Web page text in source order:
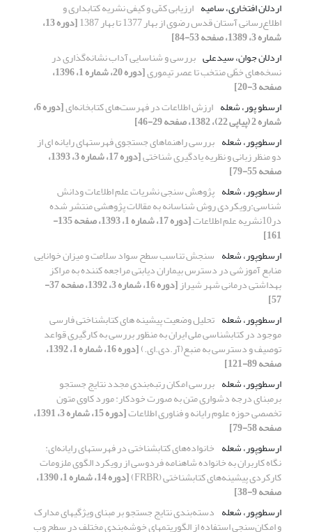
اردلان افتخاری، سامیه ارزیابی کمّی و کیفی نشریه کتابداری و
اطلاع‌رسانی آستان قدس رضوی از بهار 1377 تا بهار 1387 [دوره 13،
شماره 3، 1389، صفحه 53-84]
اردلان جوان، سیدعلی بررسی و شناسایی آداب نشانه‌گذاری در
نسخه‌های خطّی منتخب تا عصر تیموری [دوره 20، شماره 1، 1396،
صفحه 3-20]
ارسطو پور، شعله ارزش اطلاعات در فهرست‌های کتابخانه‌ای [دوره 6،
شماره 2 (پیاپی 22)، 1382، صفحه 29-46]
ارسطوپور، شعله بررسی راهنماهای جستجوی فهرستهای رایانه ای از
دو منظر زبانی و نظریه یادگیری شناختی [دوره 17، شماره 3، 1393،
صفحه 55-79]
ارسطوپور، شعله پژوهش سنجی نشریات علم اطلاعات ودانش
شناسی:رویکردی روش شناسانه به مقالات پژوهشی منتشر شده
در10نشریه علم اطلاعات [دوره 17، شماره 1، 1393، صفحه 135-
161]
ارسطوپور، شعله سنجش تناسب سطح سواد سلامت و میزان خوانایی
منابع آموزشی در دسترس بیماران دیابتی مراجعه کننده به مراکز
بهداشتی درمانی شهر شیراز [دوره 16، شماره 3، 1392، صفحه 37-
57]
ارسطوپور، شعله تحلیل وضعیت پیشینه های کتابشناختی فارسی
موجود در کتابشناسی ملی ایران به منظور بررسی به کارگیری قواعد
توصیف و دسترسی به منبع(آر.دی.ای.) [دوره 16، شماره 1، 1392،
صفحه 89-121]
ارسطوپور، شعله بررسی امکان رتبه‌بندی مجدد نتایج جستجو
برمبنای درجه دشواری متن به صورت خودکار: مورد کاوی متون
تخصصی حوزه علوم رایانه و فناوری اطلاعات [دوره 15، شماره 3، 1391،
صفحه 58-79]
ارسطوپور، شعله خانواده‌های کتابشناختی در فهرستهای رایانه‌ای:
نگاه کاربران به خانواده شاهنامه فردوسی از رویکرد الگوی ملزومات
کارکردی پیشینه‌های کتابشناختی (FRBR) [دوره 14، شماره 1، 1390،
صفحه 9-38]
ارسطوپور، شعله دسته‌بندی نتایج جستجو بر مبنای ویژگیهای مدارک
و امکان‌سنجی استفاده از الگوریتمهای خوشه‌بندی مختلف در سطح وب